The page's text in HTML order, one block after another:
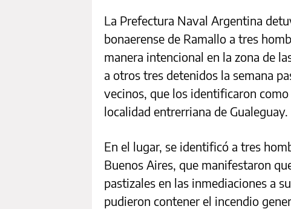
La Prefectura Naval Argentina
bonaerense de Ramallo a tres
manera intencional en la zona de
a otros tres detenidos la semana
vecinos, que los identificaron
localidad entrerriana de Gualeguay.
En el lugar, se identificó a tres
Buenos Aires, que manifestaron
pastizales en las inmediaciones a
pudieron contener el incendio